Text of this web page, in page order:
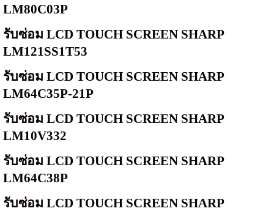
LM80C03P
รับซ่อม LCD TOUCH SCREEN SHARP
LM121SS1T53
รับซ่อม LCD TOUCH SCREEN SHARP
LM64C35P-21P
รับซ่อม LCD TOUCH SCREEN SHARP
LM10V332
รับซ่อม LCD TOUCH SCREEN SHARP
LM64C38P
รับซ่อม LCD TOUCH SCREEN SHARP